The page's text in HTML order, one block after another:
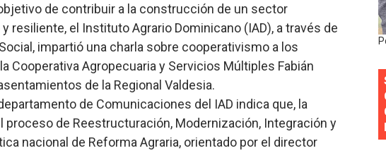
los que se forman como agentes “Todo el equipo de la DGM debe
“Compromiso Ambiental 2.0”
la prensa y Obispado de la Provincia Santo Domingo Acuerdan
anuncia ganadores de Premios Anuales de Literatura 2026 y el
sindicales de las Américas se reúnen en República
de contribuir a la construcción de un sector
resiliente, el Instituto Agrario Dominicano (IAD), a través de
impartió una charla sobre cooperativismo a los
Cooperativa Agropecuaria y Servicios Múltiples Fabián
de la Regional Valdesia.
de Comunicaciones del IAD indica que, la
proceso de Reestructuración, Modernización, Integración y
nacional de Reforma Agraria, orientado por el director